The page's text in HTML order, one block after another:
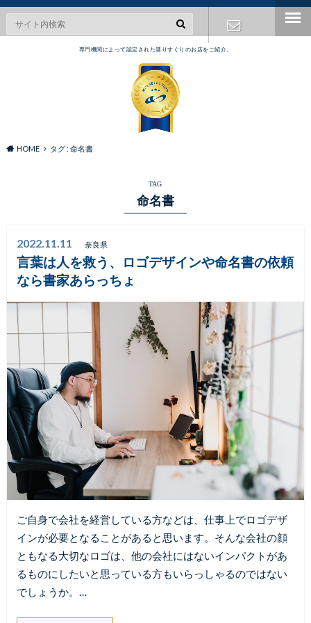
専門機関によって認定された選りすぐりのお店をご紹介。
HOME タグ : 命名書
TAG
命名書
2022.11.11 奈良県
言葉は人を救う、ロゴデザインや命名書の依頼
なら書家あらっちょ
ご自身で会社を経営している方などは、仕事上でロゴデザ
インが必要となることがあると思います。そんな会社の顔
ともなる大切なロゴは、他の会社にはないインパクトがあ
るものにしたいと思っている方もいらっしゃるのではない
でしょうか。…